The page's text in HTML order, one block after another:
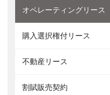
オペレーティングリース
購入選択権付リース
不動産リース
割賦販売契約